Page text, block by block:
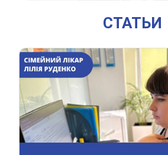
СТАТЬИ